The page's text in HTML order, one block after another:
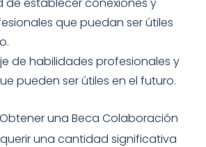
de establecer conexiones y
que puedan ser útiles
de habilidades profesionales y
pueden ser útiles en el futuro.
una Beca Colaboración
una cantidad significativa